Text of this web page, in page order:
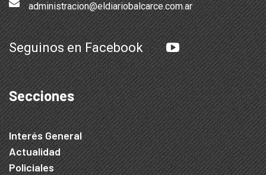
administracion@eldiariobalcarce.com.ar
Seguinos en Facebook
Secciones
Interés General
Actualidad
Policiales